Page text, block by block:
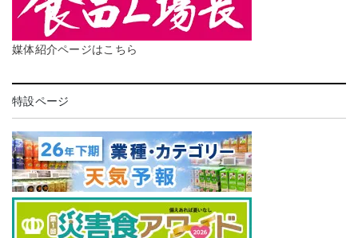
媒体紹介ページはこちら
特設ページ